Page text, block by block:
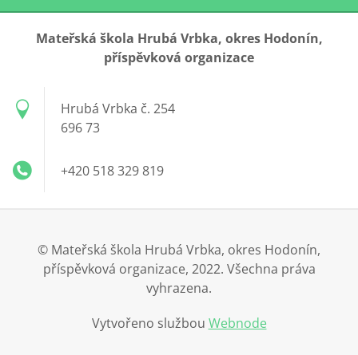
Mateřská škola Hrubá Vrbka, okres Hodonín,
příspěvková organizace
Hrubá Vrbka č. 254
696 73
+420 518 329 819
© Mateřská škola Hrubá Vrbka, okres Hodonín,
příspěvková organizace, 2022. Všechna práva
vyhrazena.
Vytvořeno službou Webnode